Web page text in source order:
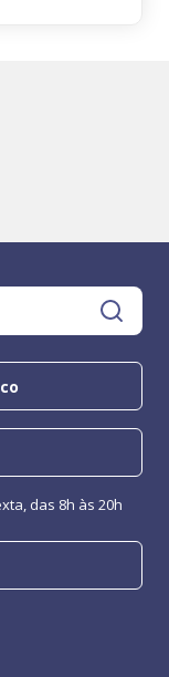
das 8h às 20h